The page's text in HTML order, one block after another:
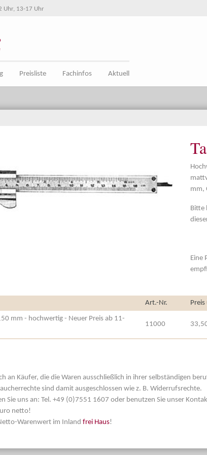
Uhr, 13-17 Uhr
Preisliste Fachinfos Aktuell
mm,
Bitte
Eine
Art.-Nr.
mm - hochwertig - Neuer Preis ab 11-
11000
an Käufer, die die Waren ausschließlich in ihrer selbständigen
sind damit ausgeschlossen wie z. B. Widerrufsrechte.
Sie uns an: Tel. +49 (0)7551 1607 oder benutzen Sie unser
netto!
Warenwert im Inland frei Haus!